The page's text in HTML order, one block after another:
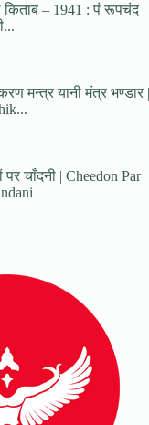
किताब – 1941 : पं रूपचंद
मन्त्र यानी मंत्र भण्डार |
पर चाँदनी | Cheedon Par